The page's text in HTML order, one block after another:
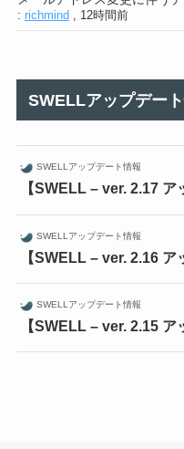
: richmind , 12時間前
SWELLアップデー
SWELLアップデート情報
【SWELL – ver. 2.17 ア
SWELLアップデート情報
【SWELL – ver. 2.16 ア
SWELLアップデート情報
【SWELL – ver. 2.15 ア